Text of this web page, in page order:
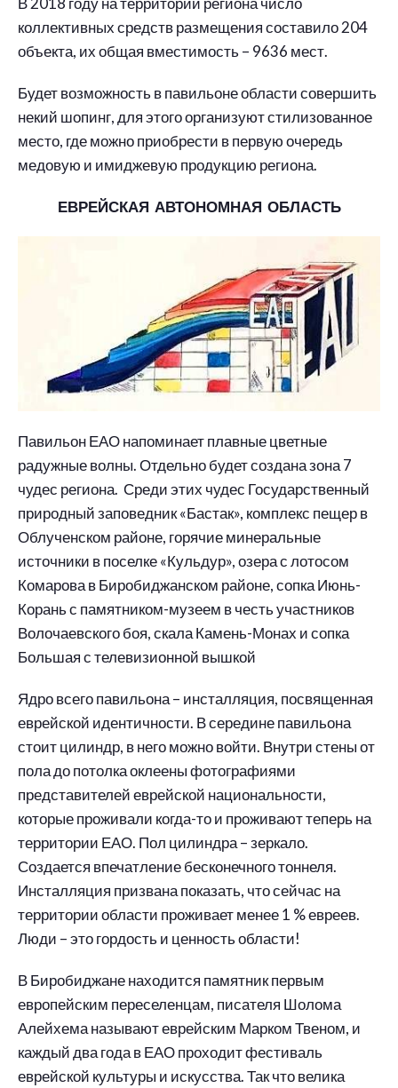
коллективных средств размещения составило 204
объекта, их общая вместимость – 9636 мест.
Будет возможность в павильоне области совершить
некий шопинг, для этого организуют стилизованное
место, где можно приобрести в первую очередь
медовую и имиджевую продукцию региона.
ЕВРЕЙСКАЯ АВТОНОМНАЯ ОБЛАСТЬ
Павильон ЕАО напоминает плавные цветные
радужные волны. Отдельно будет создана зона 7
чудес региона. Среди этих чудес Государственный
природный заповедник «Бастак», комплекс пещер в
Облученском районе, горячие минеральные
источники в поселке «Кульдур», озера с лотосом
Комарова в Биробиджанском районе, сопка Июнь-
Корань с памятником-музеем в честь участников
Волочаевского боя, скала Камень-Монах и сопка
Большая с телевизионной вышкой
Ядро всего павильона – инсталляция, посвященная
еврейской идентичности. В середине павильона
стоит цилиндр, в него можно войти. Внутри стены от
пола до потолка оклеены фотографиями
представителей еврейской национальности,
которые проживали когда-то и проживают теперь на
территории ЕАО. Пол цилиндра – зеркало.
Создается впечатление бесконечного тоннеля.
Инсталляция призвана показать, что сейчас на
территории области проживает менее 1 % евреев.
Люди – это гордость и ценность области!
В Биробиджане находится памятник первым
европейским переселенцам, писателя Шолома
Алейхема называют еврейским Марком Твеном, и
каждый два года в ЕАО проходит фестиваль
еврейской культуры и искусства. Так что велика